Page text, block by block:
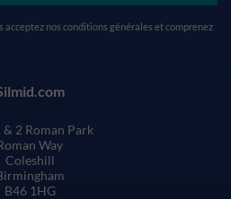
acceptez nos conditions générales et comprenez
& 2 Roman Park
Way
Coleshill
B46 1HG